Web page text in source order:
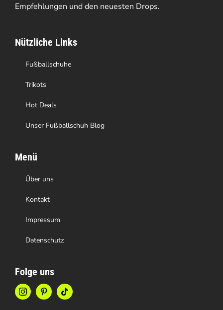
können
der
Produktseite
gewählt
werden
Empfehlungen und den neuesten Drops.
Nützliche Links
Fußballschuhe
Trikots
Hot Deals
Unser Fußballschuh Blog
Menü
Über uns
Kontakt
Impressum
Datenschutz
Folge uns